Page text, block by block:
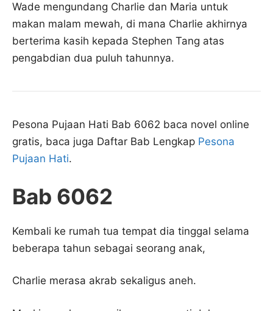
Wade mengundang Charlie dan Maria untuk
makan malam mewah, di mana Charlie akhirnya
berterima kasih kepada Stephen Tang atas
pengabdian dua puluh tahunnya.
Pesona Pujaan Hati Bab 6062 baca novel online
gratis, baca juga Daftar Bab Lengkap Pesona
Pujaan Hati.
Bab 6062
Kembali ke rumah tua tempat dia tinggal selama
beberapa tahun sebagai seorang anak,
Charlie merasa akrab sekaligus aneh.